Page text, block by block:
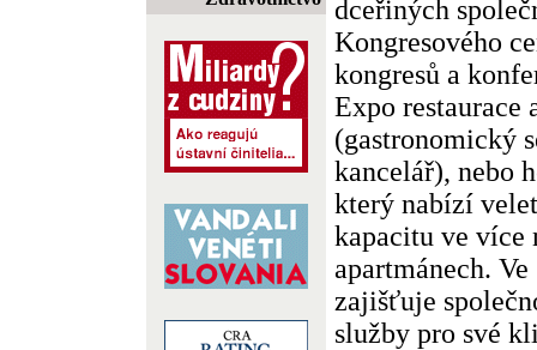
dceřiných
Kongresového
kongresů a
Expo
(gastronomický
kancelář), nebo
který nabízí
kapacitu ve více
apartmánech.
zajišťuje
služby pro své